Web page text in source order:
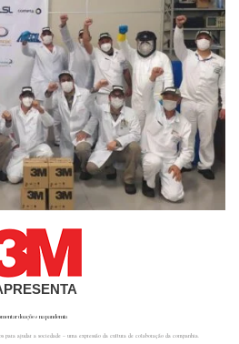
doações na pandemia
para ajudar a sociedade – uma expressão da cultura de colaboração da companhia.